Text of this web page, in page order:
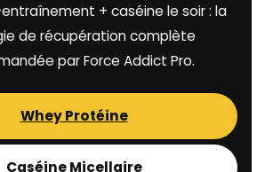
+ caséine le soir : la
de récupération complète
par Force Addict Pro.
Whey Protéine
Caséine Micellaire